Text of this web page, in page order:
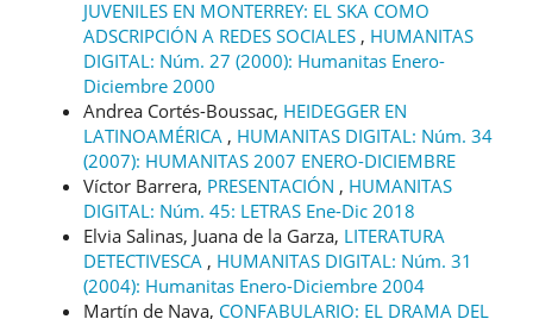
JUVENILES EN MONTERREY: EL SKA COMO
ADSCRIPCIÓN A REDES SOCIALES , HUMANITAS
DIGITAL: Núm. 27 (2000): Humanitas Enero-
Diciembre 2000
Andrea Cortés-Boussac, HEIDEGGER EN
LATINOAMÉRICA , HUMANITAS DIGITAL: Núm. 34
(2007): HUMANITAS 2007 ENERO-DICIEMBRE
Víctor Barrera, PRESENTACIÓN , HUMANITAS
DIGITAL: Núm. 45: LETRAS Ene-Dic 2018
Elvia Salinas, Juana de la Garza, LITERATURA
DETECTIVESCA , HUMANITAS DIGITAL: Núm. 31
(2004): Humanitas Enero-Diciembre 2004
Martín de Nava, CONFABULARIO: EL DRAMA DEL